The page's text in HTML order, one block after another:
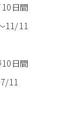
日間
11/11
日間
11